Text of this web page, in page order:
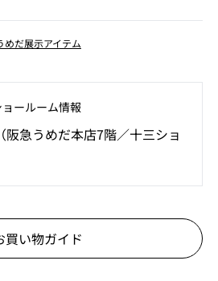
めだ展示アイテム
ールーム情報
阪急うめだ本店7階／十三ショ
買い物ガイド